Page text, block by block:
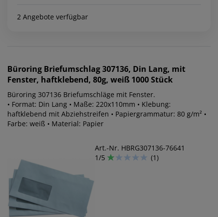
2 Angebote verfügbar
Büroring Briefumschlag 307136, Din Lang, mit
Fenster, haftklebend, 80g, weiß 1000 Stück
Büroring 307136 Briefumschläge mit Fenster.
• Format: Din Lang • Maße: 220x110mm • Klebung:
haftklebend mit Abziehstreifen • Papiergrammatur: 80 g/m² •
Farbe: weiß • Material: Papier
Art.-Nr. HBRG307136-76641
1/5
(1)